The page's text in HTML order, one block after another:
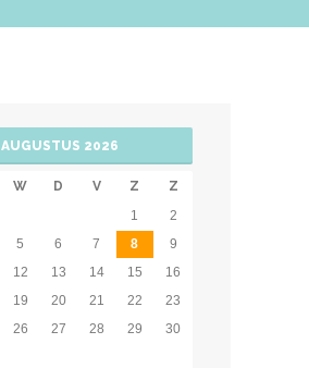
AUGUSTUS 2026
W D V Z
Z
1
2
5 6 7 8
9
12 13 14 15
16
19 20 21 22
23
26 27 28 29
30